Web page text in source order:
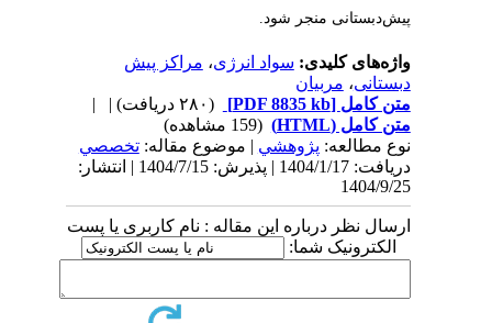
‬پیش‌دبستانی‭ ‬منجر‭ ‬شود‭.‬
واژه‌های کلیدی:سواد انرژی،مراکز پیش
دبستانی،مربیان
متن کامل[PDF 8835 kb]
| |
متن کامل (HTML)
(159 مشاهده)
نوع مطالعه:پژوهشي| موضوع مقاله:تخصصي
دریافت: 1404/1/17 | پذیرش: 1404/7/15 | انتشار:
1404/9/25
ارسال نظر درباره این مقاله : نام کاربری یا پست
الکترونیک شما: